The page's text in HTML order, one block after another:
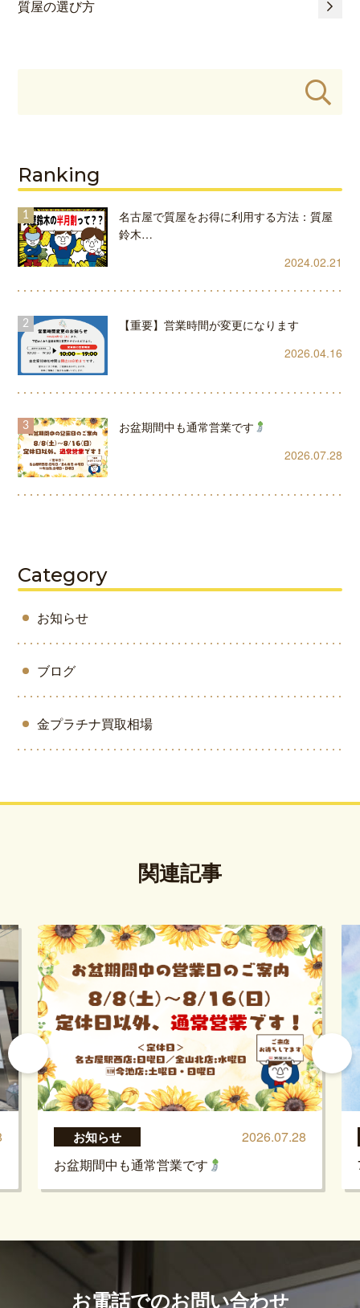
質屋の選び方
Ranking
名古屋で質屋をお得に利用する方法：質屋
鈴木…
2024.02.21
【重要】営業時間が変更になります
2026.04.16
お盆期間中も通常営業です
2026.07.28
Category
お知らせ
ブログ
金プラチナ買取相場
関連記事
お知らせ
2026.07.28
お盆期間中も通常営業です
お電話でのお問い合わせ